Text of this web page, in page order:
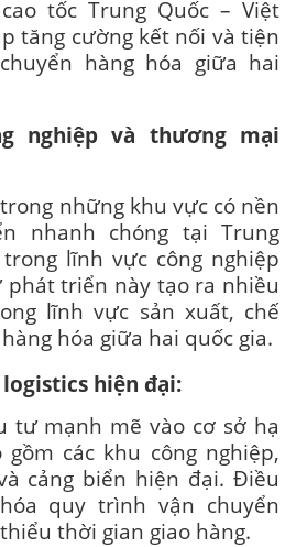
tốc Trung Quốc – Việt
tăng cường kết nối và tiện
hàng hóa giữa hai
nghiệp và thương mại
những khu vực có nền
nhanh chóng tại Trung
lĩnh vực công nghiệp
phát triển này tạo ra nhiều
lĩnh vực sản xuất, chế
hóa giữa hai quốc gia.
hiện đại:
tư mạnh mẽ vào cơ sở hạ
gồm các khu công nghiệp,
cảng biển hiện đại. Điều
quy trình vận chuyển
thời gian giao hàng.